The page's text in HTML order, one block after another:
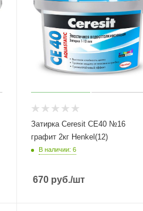
Затирка Ceresit СЕ40 №16
графит 2кг Henkel(12)
В наличии: 6
670 руб./шт